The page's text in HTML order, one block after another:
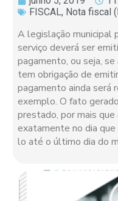
FISCAL, Nota fiscal
A legislação municipal
serviço deverá ser
pagamento, ou seja,
tem obrigação de
pagamento ainda será
exemplo. O fato
prestado, por mais
exatamente no dia
lo até o último dia do